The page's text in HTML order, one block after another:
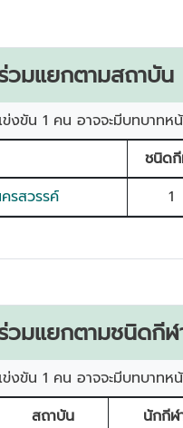
วมแยกตามสถาบัน
ข่งขัน 1 คน อาจจะมีบทบาทห
ชนิด
รสวรรค์ 1
วมแยกตามชนิดกีฬ
ข่งขัน 1 คน อาจจะมีบทบาทห
สถาบัน นักกีฬ